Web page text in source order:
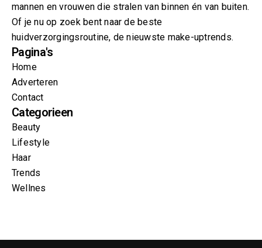
mannen en vrouwen die stralen van binnen én van buiten.
Of je nu op zoek bent naar de beste
huidverzorgingsroutine, de nieuwste make-uptrends.
Pagina's
Home
Adverteren
Contact
Categorieen
Beauty
Lifestyle
Haar
Trends
Wellnes